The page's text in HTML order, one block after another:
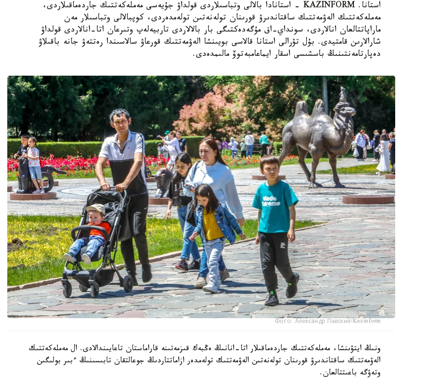
استانا. KAZINFORM - استانادا بالالى وتباسىلاردى قولداۋ جۇيەسى مەملەكەتتىك جاردەماقىلاردى،
مەملەكەتتىك الەۋمەتتىك ساقتاندىرۋ قورىنان تولەنەتىن تولەمدەردى، كوپبالالى وتباسىلار مەن
ماراپاتتالعان انالاردى، سونداي-اق مۇگەدەكتىگى بار بالالاردى تاربيەلەپ وتىرعان اتا-انالاردى قولداۋ
شارالارىن قامتيدى. بۇل تۋرالى استانا قالاسى بويىنشا الەۋمەتتىك قورعاۋ سالاسىندا رەتتەۋ جانە باقىلاۋ
دەپارتامەنتىنىڭ باسشىسى اسقار ايماعامبەتوۆ مالىمدەدى.
Фото: Александр Павский/Kazinform
ونىڭ ايتۋىنشا، مەملەكەتتىك جاردەماقىلار اتا-انانىڭ ەڭبەك قىزمەتىنە قاراماستان تاعايىندالادى. ال مەملەكەتتىك
الەۋمەتتىك ساقتاندىرۋ قورىنان تولەنەتىن الەۋمەتتىك تولەمدەر ازاماتتاردىڭ جوعالتقان تابىسىنىڭ ءبىر بولىگىن
وتەۋگە باعىتتالعان.